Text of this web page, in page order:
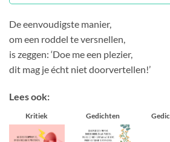
De eenvoudigste manier,
om een roddel te versnellen,
is zeggen: ‘Doe me een plezier,
dit mag je écht niet doorvertellen!’
Lees ook:
Kritiek Gedichten